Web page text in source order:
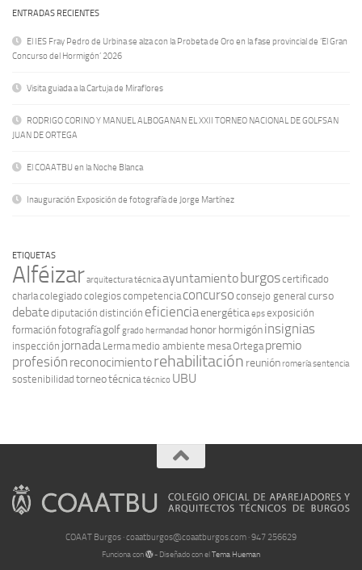
ENTRADAS RECIENTES
El IES Fray Pedro de Urbina se alza con la Probeta de Oro en la fase provincial de ‘El Gran
Concurso del Hormigón’ 2026
Visita guiada a la Cartuja de Miraflores
RODRIGO CORINO Y MANUEL ALBOGANAN EL XXII TORNEO NACIONAL DE GOLFSAN
JUAN DE ORTEGA
El COAATBU en la Noche Blanca
Inauguración Exposición de fotografía de Jorge Martínez
ETIQUETAS
Alféizararquitectura técnicaayuntamientoburgoscertificado
charlacolegiado colegioscompetencia concurso consejo general curso
debatediputación distinción eficienciaenergéticaepsexposición
formación fotografía golfgrado hermandad honorhormigóninsignias
inspección jornada Lerma medio ambiente mesaOrtega premio
profesión reconocimientorehabilitación reuniónromeríasentencia
sostenibilidad torneotécnicatécnico UBU
COAAT Burgos · coaatburgos@coaatburgos.com · 947 256629
Funciona con - Diseñado con elTema Hueman